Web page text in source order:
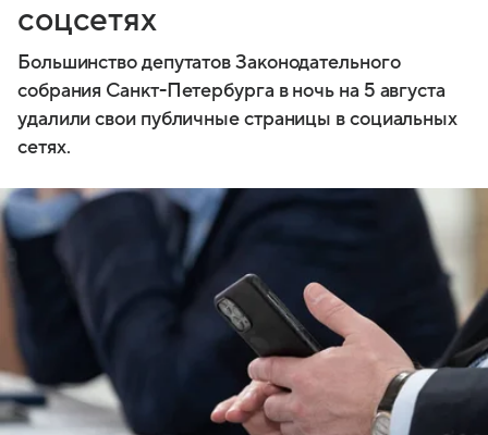
соцсетях
Большинство депутатов Законодательного
собрания Санкт-Петербурга в ночь на 5 августа
удалили свои публичные страницы в социальных
сетях.